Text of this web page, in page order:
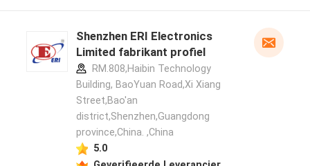
Shenzhen ERI Electronics
Limited fabrikant profiel
RM.808,Haibin Technology
Building, BaoYuan Road,Xi Xiang
Street,Bao'an
district,Shenzhen,Guangdong
province,China. ,China
5.0